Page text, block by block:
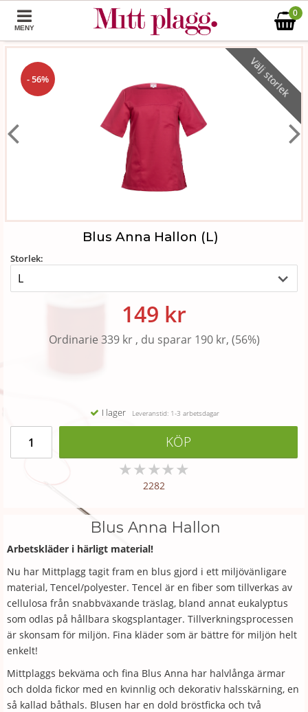
MENY
0
Välj storlek
- 56%
Blus Anna Hallon (L)
Storlek:
149 kr
Ordinarie 339 kr , du sparar 190 kr, (56%)
I lager Leveranstid: 1-3 arbetsdagar
KÖP
★★★★★
2282
Blus Anna Hallon
Arbetskläder i härligt material!
Nu har Mittplagg tagit fram en blus gjord i ett miljövänligare
material, Tencel/polyester. Tencel är en fiber som tillverkas av
cellulosa från snabbväxande träslag, bland annat eukalyptus
som odlas på hållbara skogsplantager. Tillverkningsprocessen
är skonsam för miljön. Fina kläder som är bättre för miljön helt
enkelt!
Mittplaggs bekväma och fina Blus Anna har halvlånga ärmar
och dolda fickor med en kvinnlig och dekorativ halsskärning, en
så kallad båthals. Blusen har en dold bröstficka och två